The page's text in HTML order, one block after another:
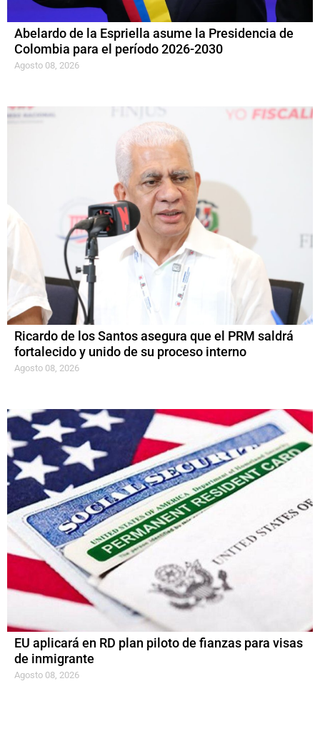
Abelardo de la Espriella asume la Presidencia de
Colombia para el período 2026-2030
Agosto 08, 2026
Ricardo de los Santos asegura que el PRM saldrá
fortalecido y unido de su proceso interno
Agosto 08, 2026
EU aplicará en RD plan piloto de fianzas para visas
de inmigrante
Agosto 08, 2026